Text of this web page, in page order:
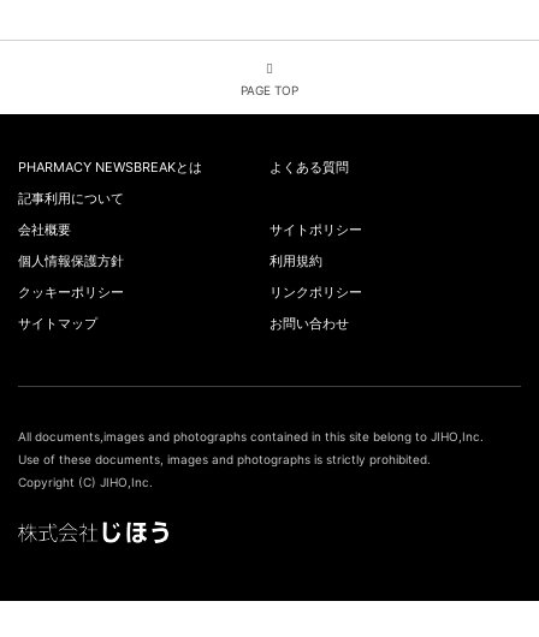
PAGE TOP
PHARMACY NEWSBREAKとは
よくある質問
記事利用について
会社概要
サイトポリシー
個人情報保護方針
利用規約
クッキーポリシー
リンクポリシー
サイトマップ
お問い合わせ
All documents,images and photographs contained in this site belong to JIHO,Inc.
Use of these documents, images and photographs is strictly prohibited.
Copyright (C) JIHO,Inc.